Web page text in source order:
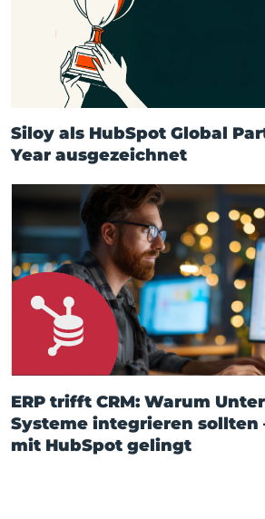
Siloy als HubSpot Global
Year ausgezeichnet
ERP trifft CRM: Warum
Systeme integrieren sollten
mit HubSpot gelingt